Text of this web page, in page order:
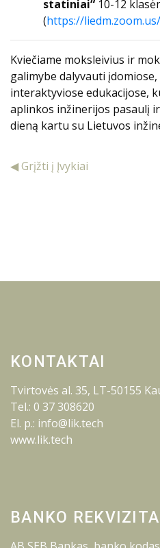
statiniai“ 10-12
(https://
Kviečiame moksleivius ir
galimybe dalyvauti
interaktyviose edukacijose,
aplinkos inžinerijos pasaulį
dieną kartu su Lietuvos
◀ Grįžti į Įvykiai
KONTAKTAI
Tvirtovės al. 35, LT-50155
Tel.: 0 37 308620
El. p.: info@lik.tech
www.lik.tech
BANKO REKVIZITAI